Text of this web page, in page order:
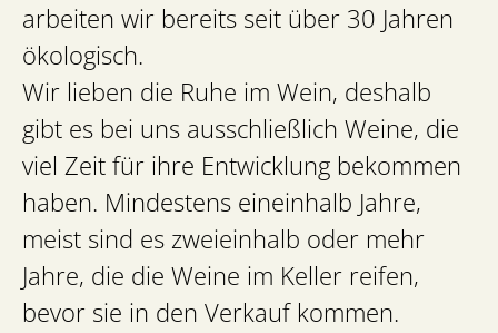
arbeiten wir bereits seit über 30 Jahren
ökologisch.
Wir lieben die Ruhe im Wein, deshalb
gibt es bei uns ausschließlich Weine, die
viel Zeit für ihre Entwicklung bekommen
haben. Mindestens eineinhalb Jahre,
meist sind es zweieinhalb oder mehr
Jahre, die die Weine im Keller reifen,
bevor sie in den Verkauf kommen.